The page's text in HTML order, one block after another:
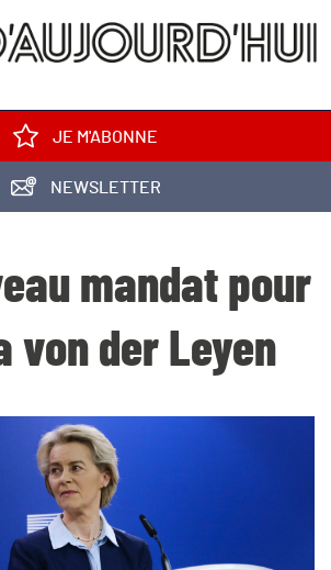
JE M'ABONNE
NEWSLETTER
mandat pour
von der Leyen